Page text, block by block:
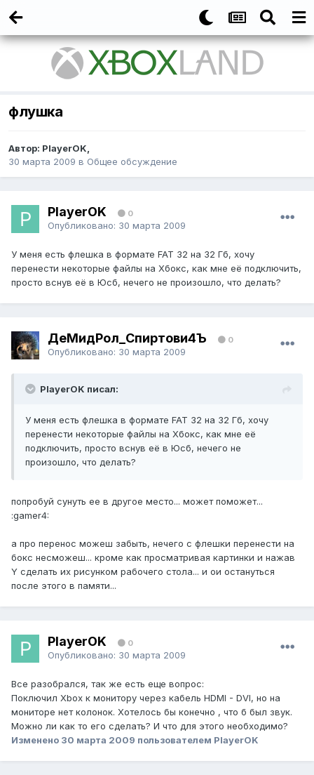
флушка
Автор: PlayerOK,
30 марта 2009 в Общее обсуждение
PlayerOK 0
Опубликовано: 30 марта 2009
У меня есть флешка в формате FAT 32 на 32 Гб, хочу
перенести некоторые файлы на Хбокс, как мне её подключить,
просто вснув её в Юсб, нечего не произошло, что делать?
ДеМидРол_Спиртови4Ъ 0
Опубликовано: 30 марта 2009
PlayerOK писал:
У меня есть флешка в формате FAT 32 на 32 Гб, хочу
перенести некоторые файлы на Хбокс, как мне её
подключить, просто вснув её в Юсб, нечего не
произошло, что делать?
попробуй сунуть ее в другое место... может поможет...
:gamer4:
а про перенос можеш забыть, нечего с флешки перенести на
бокс несможеш... кроме как просматривая картинки и нажав
Y сделать их рисунком рабочего стола... и ои остануться
после этого в памяти...
PlayerOK 0
Опубликовано: 30 марта 2009
Все разобрался, так же есть еще вопрос:
Поключил Xbox к монитору через кабель HDMI - DVI, но на
мониторе нет колонок. Хотелось бы конечно , что б был звук.
Можно ли как то его сделать? И что для этого необходимо?
Изменено 30 марта 2009 пользователем PlayerOK